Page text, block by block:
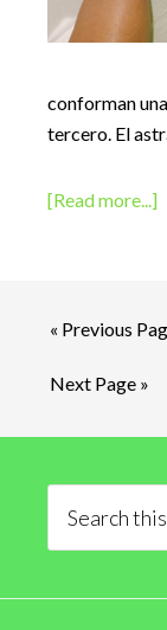
conforman
tercero. El
[Read more...]
« Go
Previous
Go
Next Page »
Sidebar
this